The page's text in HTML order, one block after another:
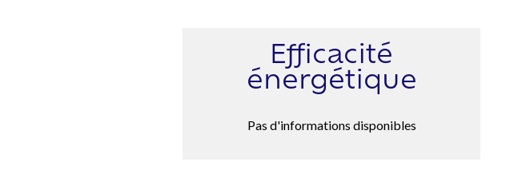
Efficacité
énergétique
Pas d'informations disponibles